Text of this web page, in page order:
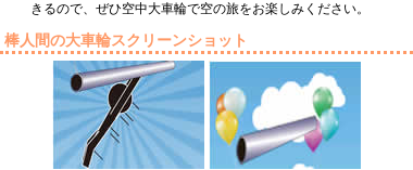
きるので、ぜひ空中大車輪で空の旅をお楽しみください。
棒人間の大車輪スクリーンショット